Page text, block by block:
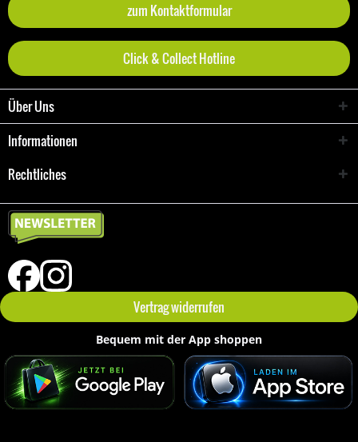
zum Kontaktformular
Click & Collect Hotline
Über Uns
Informationen
Rechtliches
Vertrag widerrufen
Bequem mit der App shoppen